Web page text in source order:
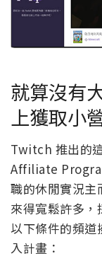
就算沒有
上獲取小
Twitch 推出的
Affiliate
職的休閒實況主
來得寬鬆許多，
以下條件的頻
入計畫：